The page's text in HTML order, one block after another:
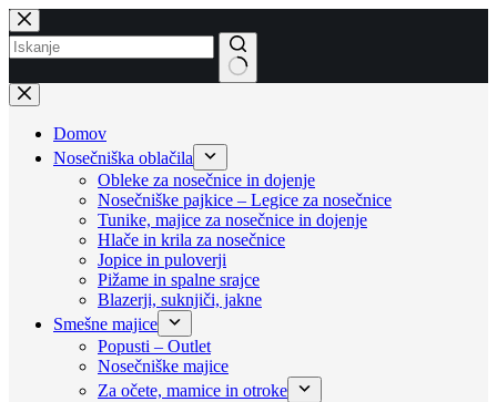
Skip
to
content
No
results
Domov
Nosečniška oblačila
Obleke za nosečnice in dojenje
Nosečniške pajkice – Legice za nosečnice
Tunike, majice za nosečnice in dojenje
Hlače in krila za nosečnice
Jopice in puloverji
Pižame in spalne srajce
Blazerji, suknjiči, jakne
Smešne majice
Popusti – Outlet
Nosečniške majice
Za očete, mamice in otroke